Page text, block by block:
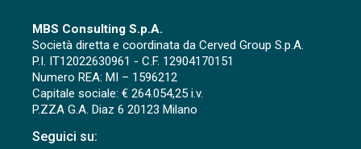
MBS Consulting S.p.A.
Società diretta e coordinata da Cerved Group S.p.A.
P.I. IT12022630961 - C.F. 12904170151
Numero REA: MI – 1596212
Capitale sociale: € 264.054,25 i.v.
P.ZZA G.A. Diaz 6 20123 Milano
Seguici su: